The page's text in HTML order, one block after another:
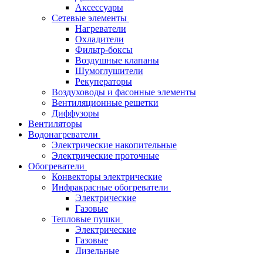
Аксессуары
Сетевые элементы
Нагреватели
Охладители
Фильтр-боксы
Воздушные клапаны
Шумоглушители
Рекуператоры
Воздуховоды и фасонные элементы
Вентиляционные решетки
Диффузоры
Вентиляторы
Водонагреватели
Электрические накопительные
Электрические проточные
Обогреватели
Конвекторы электрические
Инфракрасные обогреватели
Электрические
Газовые
Тепловые пушки
Электрические
Газовые
Дизельные